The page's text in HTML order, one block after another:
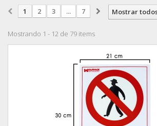
Mostrar
1 2 3 ... 7
Mostrando 1 - 12 de 79 items